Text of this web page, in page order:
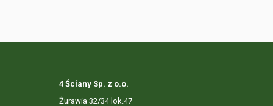
4 Ściany Sp. z o.o.
Żurawia 32/34 lok.47